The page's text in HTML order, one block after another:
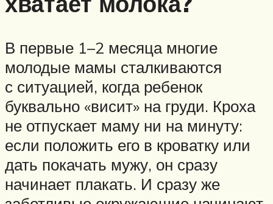
В первые 1–2 месяца многие
молодые мамы сталкиваются
с ситуацией, когда ребенок
буквально «висит» на груди. Кроха
не отпускает маму ни на минуту:
если положить его в кроватку или
дать покачать мужу, он сразу
начинает плакать. И сразу же